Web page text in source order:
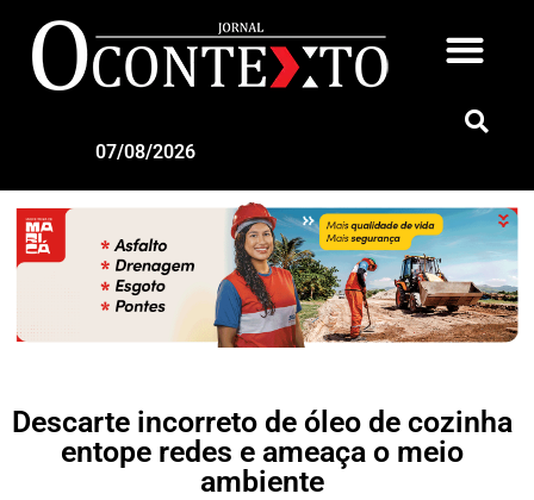
07/08/2026
Descarte incorreto de óleo de cozinha
entope redes e ameaça o meio
ambiente